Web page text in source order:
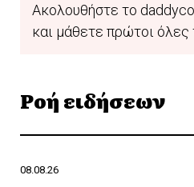
Ακολουθήστε το
και μάθετε πρώτοι όλες
Ροή ειδήσεων
08.08.26